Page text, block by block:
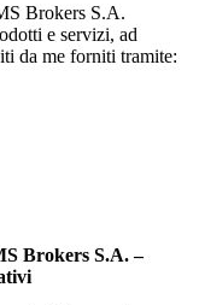
Brokers S.A.
e servizi, ad
da me forniti tramite:
Brokers S.A. –